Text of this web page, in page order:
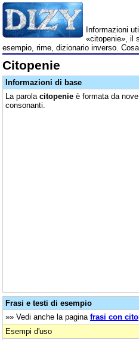
Informazioni
«citopenie», il
esempio, rime, dizionario inverso.
Citopenie
Informazioni di base
La parola citopenie è formata da
consonanti.
Frasi e testi di esempio
»» Vedi anche la pagina frasi con
Esempi d'uso